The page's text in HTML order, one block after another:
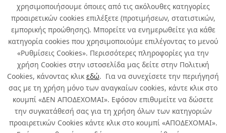
χρησιμοποιήσουμε όποιες από τις ακόλουθες κατηγορίες
προαιρετικών cookies επιλέξετε (προτιμήσεων, στατιστικών,
εμπορικής προώθησης). Μπορείτε να ενημερωθείτε για κάθε
κατηγορία cookies που χρησιμοποιούμε επιλέγοντας το μενού
«Ρυθμίσεις Cookies». Περισσότερες πληροφορίες για την
χρήση Cookies στην ιστοσελίδα μας δείτε στην Πολιτική
Cookies, κάνοντας κλικ εδώ. Για να συνεχίσετε την περιήγησή
σας με τη χρήση μόνο των αναγκαίων cookies, κάντε κλικ στο
κουμπί «ΔΕΝ ΑΠΟΔΕΧΟΜΑΙ». Εφόσον επιθυμείτε να δώσετε
την συγκατάθεσή σας για τη χρήση όλων των κατηγοριών
προαιρετικών Cookies κάντε κλικ στο κουμπί «ΑΠΟΔΕΧΟΜΑΙ».
κωδ. 901100203
6τμχ/ συσκευασία
Άμεσα Διαθέσιμο
Σχετικά με εμάς